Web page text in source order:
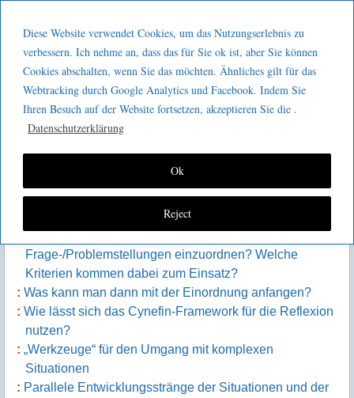
Diese Website verwendet Cookies, um das Nutzungserlebnis zu
verbessern. Ich nehme an, dass das für Sie ok ist, aber Sie können
Cookies abschalten, wenn Sie das möchten. Ähnliches gilt für das
Webtracking durch Google Analytics und Facebook. Indem Sie
Ihren Besuch auf der Website fortsetzen, akzeptieren Sie die .
Datenschutzerklärung
Reject
Ok
GeeMco :
Götz Müller
Consulting
Kaizen 2 go 250 : Cynefin und der Wert
von Reflexionsprozessen
Was ist das Cynefin-Framework?
Was sind Anwendungsfälle für das Cynefin-Framework?
Wie gelingt es (diese) Situationen,
Frage-/Problemstellungen einzuordnen? Welche
Kriterien kommen dabei zum Einsatz?
Was kann man dann mit der Einordnung anfangen?
Wie lässt sich das Cynefin-Framework für die Reflexion
nutzen?
„Werkzeuge“ für den Umgang mit komplexen
Situationen
Parallele Entwicklungsstränge der Situationen und der